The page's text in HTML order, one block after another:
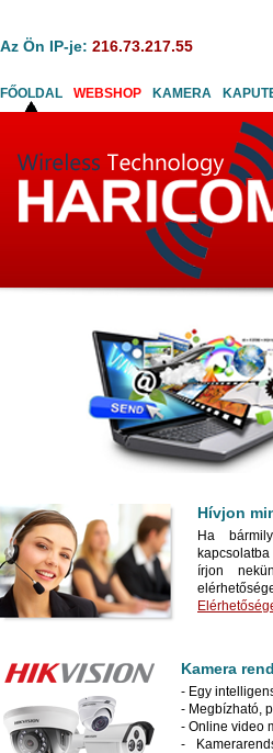
Az Ön IP-je: 216.73.217.55
FŐOLDAL WEBSHOP KAMERA
Hívjon
Ha
írjon
Kamera
- Egy
- Megbízható,
- Online video
-